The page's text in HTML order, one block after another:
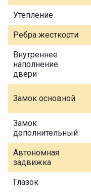
Утепление
Ребра жесткости
Внутреннее
наполнение
двери
Замок основной
Замок
дополнительный
Автономная
задвижка
Глазок